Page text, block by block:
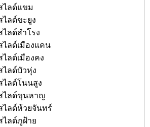
ไลด์แขม
ลด์ขะยูง
ลด์สำโรง
ไลด์เมืองแคน
ลด์เมืองคง
ไลด์บัวหุ่ง
ไลด์โนนสูง
ไลด์ขุนหาญ
ไลด์ห้วยจันทร์
ไลด์ภูฝ้าย